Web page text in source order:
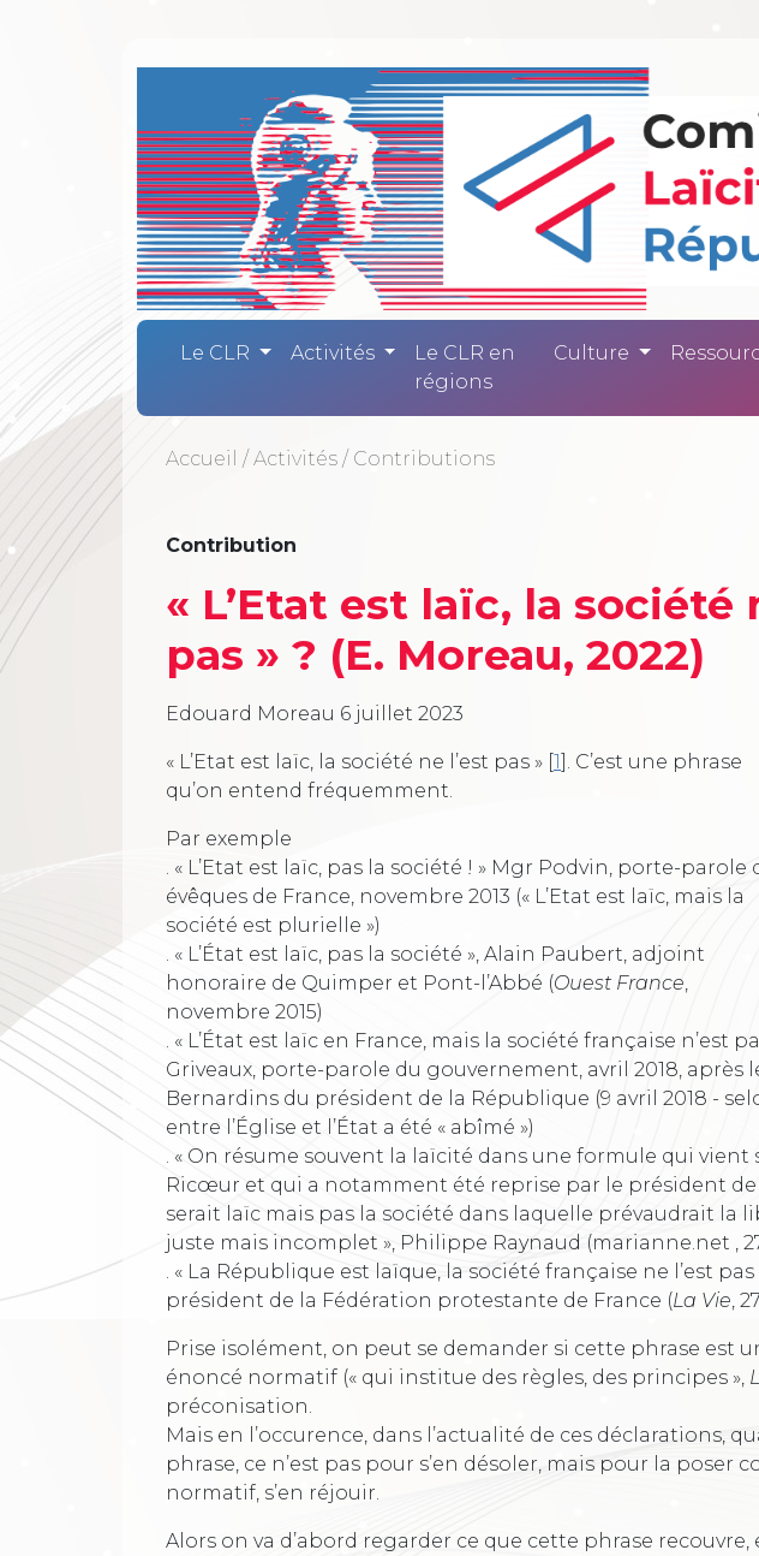
Comité Laïcité
Le CLR Activités
Le CLR en
régions
Culture
Accueil / Activités / Contributions
Contribution
« L’Etat est laïc, la société
pas » ? (E. Moreau, 2022)
Edouard Moreau 6 juillet 2023
« L’Etat est laïc, la société ne l’est pas » [1] . C’est une phrase
qu’on entend fréquemment.
Par exemple
. « L’Etat est laïc, pas la société ! » Mgr Podvin, porte-parole
évêques de France, novembre 2013 (« L’Etat est laïc, mais la
société est plurielle »)
. « L’État est laïc, pas la société », Alain Paubert, adjoint
honoraire de Quimper et Pont-l’Abbé (Ouest France,
novembre 2015)
. « L’État est laïc en France, mais la société française n’est
Griveaux, porte-parole du gouvernement, avril 2018, après
Bernardins du président de la République (9 avril 2018 -
entre l’Église et l’État a été « abîmé »)
. « On résume souvent la laïcité dans une formule qui vient
Ricœur et qui a notamment été reprise par le président de
serait laïc mais pas la société dans laquelle prévaudrait la
juste mais incomplet », Philippe Raynaud (marianne.net ,
. « La République est laïque, la société française ne l’est pas
président de la Fédération protestante de France (La Vie,
Prise isolément, on peut se demander si cette phrase est
énoncé normatif (« qui institue des règles, des principes »,
préconisation.
Mais en l’occurence, dans l’actualité de ces déclarations,
phrase, ce n’est pas pour s’en désoler, mais pour la poser
normatif, s’en réjouir.
Alors on va d’abord regarder ce que cette phrase